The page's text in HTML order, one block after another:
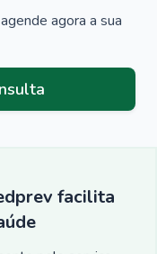
agora a sua
facilita